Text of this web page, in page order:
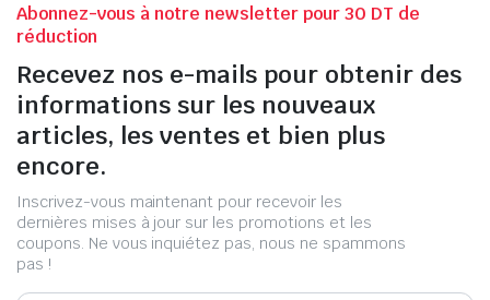
Abonnez-vous à notre newsletter pour 30 DT de
réduction
Recevez nos e-mails pour obtenir des
informations sur les nouveaux
articles, les ventes et bien plus
encore.
Inscrivez-vous maintenant pour recevoir les
dernières mises à jour sur les promotions et les
coupons. Ne vous inquiétez pas, nous ne spammons
pas !